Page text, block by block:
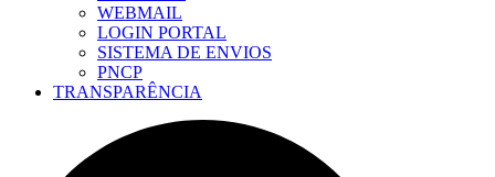
WEBMAIL
LOGIN PORTAL
SISTEMA DE ENVIOS
PNCP
TRANSPARÊNCIA